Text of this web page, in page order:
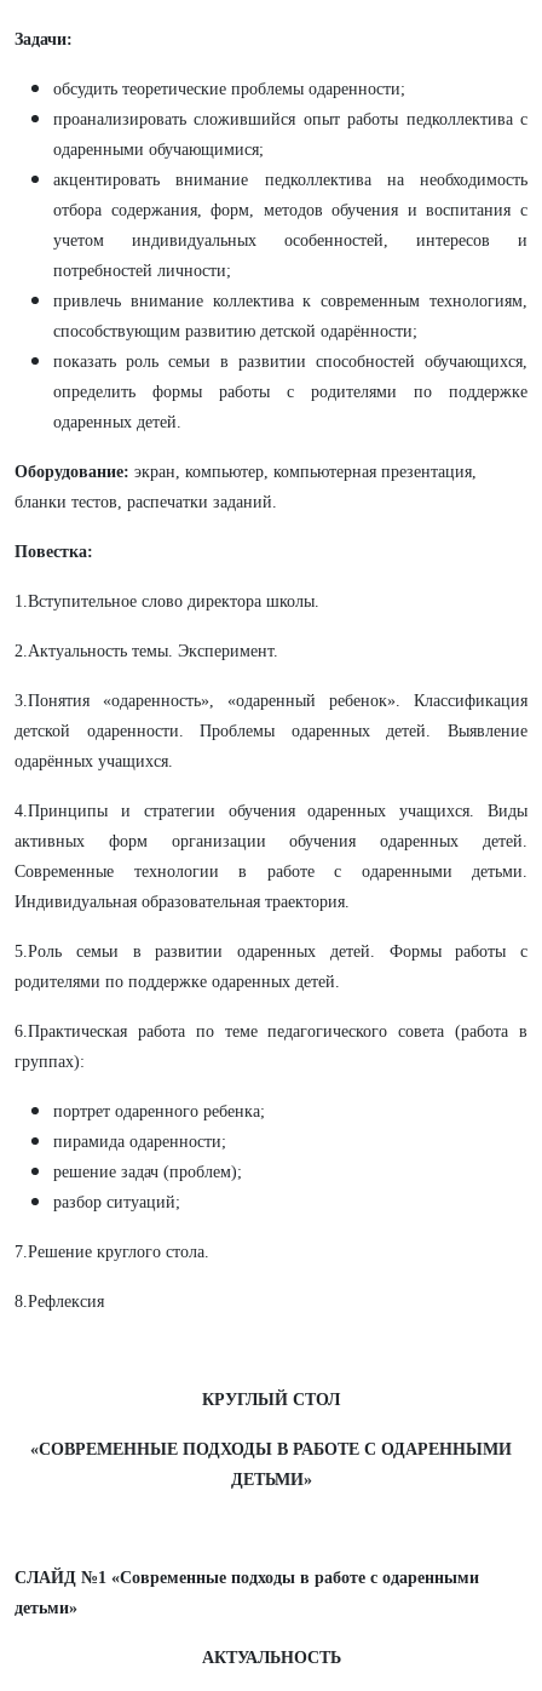
Задачи:
обсудить теоретические проблемы одаренности;
проанализировать сложившийся опыт работы педколлектива с
одаренными обучающимися;
акцентировать внимание педколлектива на необходимость
отбора содержания, форм, методов обучения и воспитания с
учетом индивидуальных особенностей, интересов и
потребностей личности;
привлечь внимание коллектива к современным технологиям,
способствующим развитию детской одарённости;
показать роль семьи в развитии способностей обучающихся,
определить формы работы с родителями по поддержке
одаренных детей.
Оборудование: экран, компьютер, компьютерная презентация,
бланки тестов, распечатки заданий.
Повестка:
1.Вступительное слово директора школы.
2.Актуальность темы. Эксперимент.
3.Понятия «одаренность», «одаренный ребенок». Классификация
детской одаренности. Проблемы одаренных детей. Выявление
одарённых учащихся.
4.Принципы и стратегии обучения одаренных учащихся. Виды
активных форм организации обучения одаренных детей.
Современные технологии в работе с одаренными детьми.
Индивидуальная образовательная траектория.
5.Роль семьи в развитии одаренных детей. Формы работы с
родителями по поддержке одаренных детей.
6.Практическая работа по теме педагогического совета (работа в
группах):
портрет одаренного ребенка;
пирамида одаренности;
решение задач (проблем);
разбор ситуаций;
7.Решение круглого стола.
8.Рефлексия
КРУГЛЫЙ СТОЛ
«СОВРЕМЕННЫЕ ПОДХОДЫ В РАБОТЕ С ОДАРЕННЫМИ
ДЕТЬМИ»
СЛАЙД №1 «Современные подходы в работе с одаренными
детьми»
АКТУАЛЬНОСТЬ